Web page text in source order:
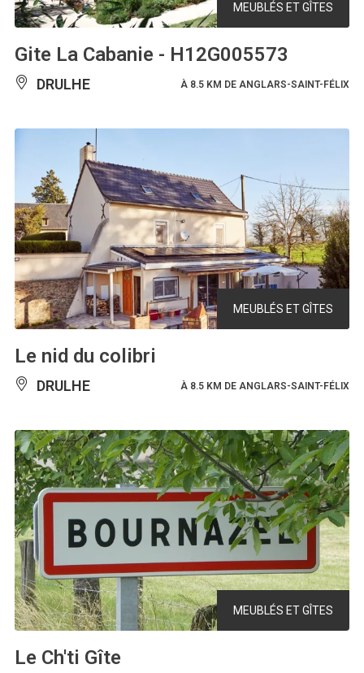
MEUBLÉS ET GÎTES
Gite La Cabanie - H12G005573
DRULHE À 8.5 KM DE ANGLARS-SAINT-FÉLIX
MEUBLÉS ET GÎTES
Le nid du colibri
DRULHE À 8.5 KM DE ANGLARS-SAINT-FÉLIX
MEUBLÉS ET GÎTES
Le Ch'ti Gîte